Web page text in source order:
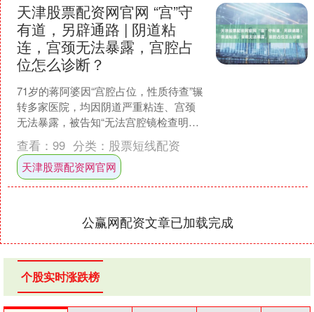
天津股票配资网官网 “宫”守
有道，另辟通路 | 阴道粘
连，宫颈无法暴露，宫腔占
位怎么诊断？
71岁的蒋阿婆因“宫腔占位，性质待查”辗
转多家医院，均因阴道严重粘连、宫颈
无法暴露，被告知“无法宫腔镜检查明确
性质”。近日，我院宫腔疾病中心通过阴
道内镜行宫腔手....
查看： 99 分类： 股票短线配资
天津股票配资网官网
公赢网配资文章已加载完成
个股实时涨跌榜